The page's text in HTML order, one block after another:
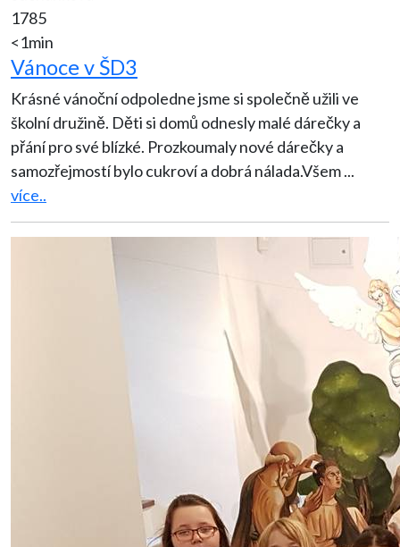
1785
<1min
Vánoce v ŠD3
Krásné vánoční odpoledne jsme si společně užili ve
školní družině. Děti si domů odnesly malé dárečky a
přání pro své blízké. Prozkoumaly nové dárečky a
samozřejmostí bylo cukroví a dobrá nálada.Všem...
více..